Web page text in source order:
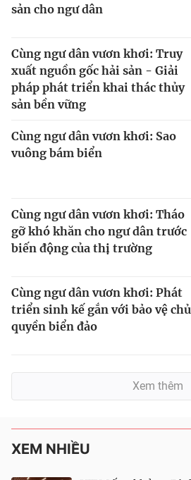
sản cho ngư dân
Cùng ngư dân vươn khơi: Truy
xuất nguồn gốc hải sản - Giải
pháp phát triển khai thác thủy
sản bền vững
Cùng ngư dân vươn khơi: Sao
vuông bám biển
Cùng ngư dân vươn khơi: Tháo
gỡ khó khăn cho ngư dân trước
biến động của thị trường
Cùng ngư dân vươn khơi: Phát
triển sinh kế gắn với bảo vệ chủ
quyền biển đảo
Xem thêm
XEM NHIỀU